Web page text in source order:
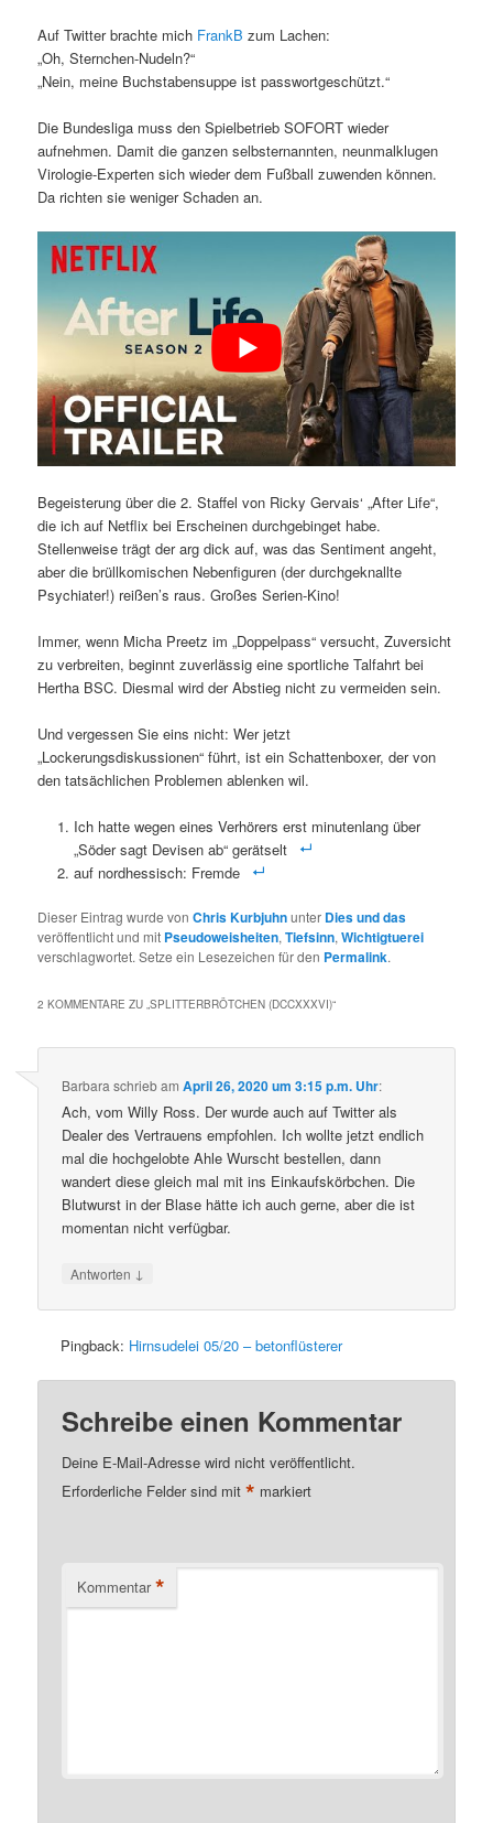
Auf Twitter brachte mich FrankB zum Lachen:
„Oh, Sternchen-Nudeln?“
„Nein, meine Buchstabensuppe ist passwortgeschützt.“
Die Bundesliga muss den Spielbetrieb SOFORT wieder
aufnehmen. Damit die ganzen selbsternannten, neunmalklugen
Virologie-Experten sich wieder dem Fußball zuwenden können.
Da richten sie weniger Schaden an.
Begeisterung über die 2. Staffel von Ricky Gervais‘ „After Life“,
die ich auf Netflix bei Erscheinen durchgebinget habe.
Stellenweise trägt der arg dick auf, was das Sentiment angeht,
aber die brüllkomischen Nebenfiguren (der durchgeknallte
Psychiater!) reißen’s raus. Großes Serien-Kino!
Immer, wenn Micha Preetz im „Doppelpass“ versucht, Zuversicht
zu verbreiten, beginnt zuverlässig eine sportliche Talfahrt bei
Hertha BSC. Diesmal wird der Abstieg nicht zu vermeiden sein.
Und vergessen Sie eins nicht: Wer jetzt
„Lockerungsdiskussionen“ führt, ist ein Schattenboxer, der von
den tatsächlichen Problemen ablenken wil.
Ich hatte wegen eines Verhörers erst minutenlang über
„Söder sagt Devisen ab“ gerätselt
auf nordhessisch: Fremde
Dieser Eintrag wurde vonChris Kurbjuhnunter Dies und das
veröffentlicht und mit Pseudoweisheiten,Tiefsinn,Wichtigtuerei
verschlagwortet. Setze ein Lesezeichen für den Permalink.
2 KOMMENTARE ZU „SPLITTERBRÖTCHEN (DCCXXXVI)“
Barbara schriebamApril 26, 2020 um 3:15 p.m. Uhr:
Ach, vom Willy Ross. Der wurde auch auf Twitter als
Dealer des Vertrauens empfohlen. Ich wollte jetzt endlich
mal die hochgelobte Ahle Wurscht bestellen, dann
wandert diese gleich mal mit ins Einkaufskörbchen. Die
Blutwurst in der Blase hätte ich auch gerne, aber die ist
momentan nicht verfügbar.
Antworten ↓
Pingback: Hirnsudelei 05/20 – betonflüsterer
Schreibe einen Kommentar
Deine E-Mail-Adresse wird nicht veröffentlicht.
Erforderliche Felder sind mit* markiert
Kommentar *